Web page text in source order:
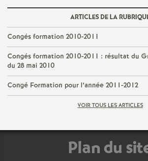
ARTICLES DE LA
Congés formation 2010-2011
Congés formation 2010-2011 : résultat du
du 28 mai 2010
Congé Formation pour l’année 2011-2012
VOIR TOUS LES ARTICLES
Plan du